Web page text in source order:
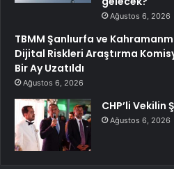
Ağustos 6, 2026
TBMM Şanlıurfa ve
Dijital Riskleri Araştırma
Bir Ay Uzatıldı
Ağustos 6, 2026
CHP’li
Ağustos 6, 2026